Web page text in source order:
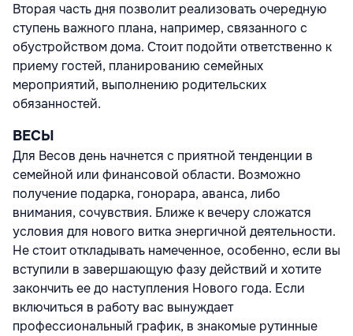
Вторая часть дня позволит реализовать очередную
ступень важного плана, например, связанного с
обустройством дома. Стоит подойти ответственно к
приему гостей, планированию семейных
мероприятий, выполнению родительских
обязанностей.
ВЕСЫ
Для Весов день начнется с приятной тенденции в
семейной или финансовой области. Возможно
получение подарка, гонорара, аванса, либо
внимания, сочувствия. Ближе к вечеру сложатся
условия для нового витка энергичной деятельности.
Не стоит откладывать намеченное, особенно, если вы
вступили в завершающую фазу действий и хотите
закончить ее до наступления Нового года. Если
включиться в работу вас вынуждает
профессиональный график, в знакомые рутинные